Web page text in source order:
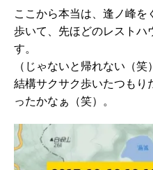
ここから本当は、逢ノ峰
歩いて、先ほどのレストハ
す。
（じゃないと帰れない（笑
結構サクサク歩いたつも
ったかなぁ（笑）。